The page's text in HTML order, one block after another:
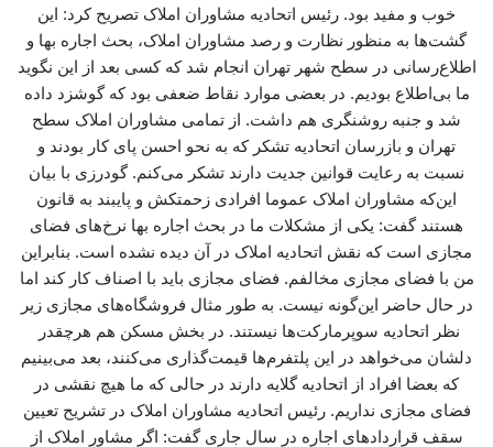
خوب و مفید بود. رئیس اتحادیه مشاوران املاک تصریح کرد: این
گشت‌ها به منظور نظارت و رصد مشاوران املاک، بحث اجاره بها و
اطلاع‌رسانی در سطح شهر تهران انجام شد که کسی بعد از این نگوید
ما بی‌اطلاع بودیم. در بعضی موارد نقاط ضعفی بود که گوشزد داده
شد و جنبه روشنگری هم داشت. از تمامی مشاوران املاک سطح
تهران و بازرسان اتحادیه تشکر که به نحو احسن پای کار بودند و
نسبت به رعایت قوانین جدیت دارند تشکر می‌کنم. گودرزی با بیان
این‌که مشاوران املاک عموما افرادی زحمتکش و پایبند به قانون
هستند گفت: یکی از مشکلات ما در بحث اجاره بها نرخ‌های فضای
مجازی است که نقش اتحادیه املاک در آن دیده نشده است. بنابراین
من با فضای مجازی مخالفم. فضای مجازی باید با اصناف کار کند اما
در حال حاضر این‌گونه نیست. به طور مثال فروشگاه‌های مجازی زیر
نظر اتحادیه سوپرمارکت‌ها نیستند. در بخش مسکن هم هرچقدر
دلشان می‌خواهد در این پلتفرم‌ها قیمت‌گذاری می‌کنند، بعد می‌بینیم
که بعضا افراد از اتحادیه گلایه دارند در حالی که ما هیچ نقشی در
فضای مجازی نداریم. رئیس اتحادیه مشاوران املاک در تشریح تعیین
سقف قراردادهای اجاره در سال جاری گفت: اگر مشاور املاک از